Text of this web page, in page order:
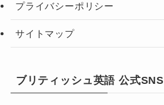
プライバシーポリシー
サイトマップ
ブリティッシュ英語 公式SNS